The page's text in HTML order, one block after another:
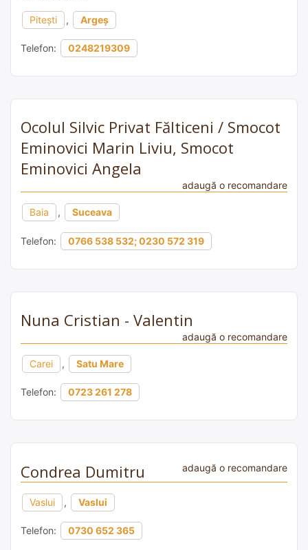
Pitești , Argeș
Telefon: 0248219309
Ocolul Silvic Privat Fălticeni / Smocot
Eminovici Marin Liviu, Smocot
Eminovici Angela
adaugă o recomandare
Baia , Suceava
Telefon: 0766 538 532; 0230 572 319
Nuna Cristian - Valentin
adaugă o recomandare
Carei , Satu Mare
Telefon: 0723 261 278
Condrea Dumitru adaugă o recomandare
Vaslui , Vaslui
Telefon: 0730 652 365